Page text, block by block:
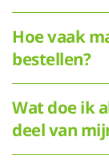
Hoe vaak
bestellen?
Wat doe ik
deel van